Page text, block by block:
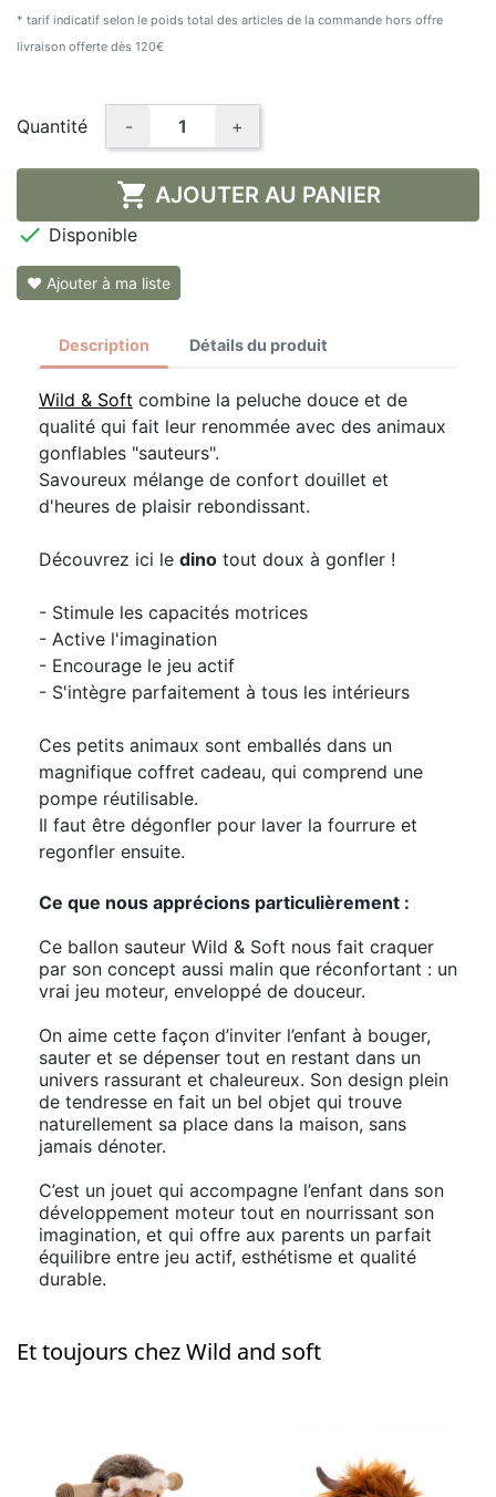
* tarif indicatif selon le poids total des articles de la commande hors offre
livraison offerte dès 120€
Quantité - +
 AJOUTER AU PANIER
 Disponible
❤ Ajouter à ma liste
Description Détails du produit
Wild & Soft combine la peluche douce et de
qualité qui fait leur renommée avec des animaux
gonflables "sauteurs".
Savoureux mélange de confort douillet et
d'heures de plaisir rebondissant.
Découvrez ici le dino tout doux à gonfler !
- Stimule les capacités motrices
- Active l'imagination
- Encourage le jeu actif
- S'intègre parfaitement à tous les intérieurs
Ces petits animaux sont emballés dans un
magnifique coffret cadeau, qui comprend une
pompe réutilisable.
Il faut être dégonfler pour laver la fourrure et
regonfler ensuite.
Ce que nous apprécions particulièrement :
Ce ballon sauteur Wild & Soft nous fait craquer
par son concept aussi malin que réconfortant : un
vrai jeu moteur, enveloppé de douceur.
On aime cette façon d’inviter l’enfant à bouger,
sauter et se dépenser tout en restant dans un
univers rassurant et chaleureux. Son design plein
de tendresse en fait un bel objet qui trouve
naturellement sa place dans la maison, sans
jamais dénoter.
C’est un jouet qui accompagne l’enfant dans son
développement moteur tout en nourrissant son
imagination, et qui offre aux parents un parfait
équilibre entre jeu actif, esthétisme et qualité
durable.
Et toujours chez Wild and soft